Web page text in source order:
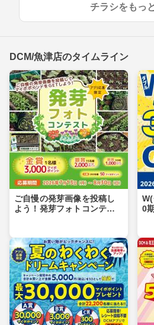
チラシをもっ
DCM/魚津店のタイムライン
ご自慢の発芽画像を投稿し
よう！発芽フォトコンテス
0